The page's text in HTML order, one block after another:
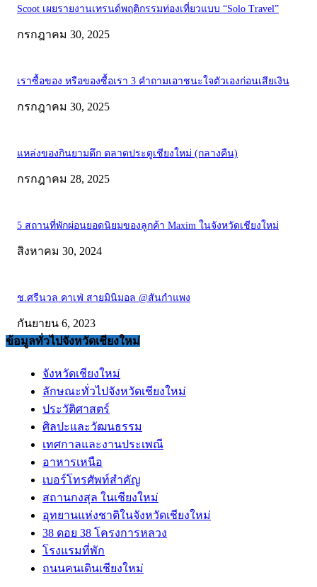
Scoot เผยรายงานเทรนด์พฤติกรรมท่องเที่ยวแบบ “Solo Travel”
กรกฎาคม 30, 2025
เราซื้อของ หรือของซื้อเรา 3 คำถามเอาชนะใจตัวเองก่อนเสียเงิน
กรกฎาคม 30, 2025
แหล่งของกินยามดึก ตลาดประตูเชียงใหม่ (กลางคืน)
กรกฎาคม 28, 2025
5 สถานที่พักผ่อนยอดนิยมของลูกค้า Maxim ในจังหวัดเชียงใหม่
สิงหาคม 30, 2024
ช.ศรีนวล คาเฟ่ สายมินิมอล @สันกำแพง
กันยายน 6, 2023
ข้อมูลทั่วไปจังหวัดเชียงใหม่
จังหวัดเชียงใหม่
ลักษณะทั่วไปจังหวัดเชียงใหม่
ประวัติศาสตร์
ศิลปะและวัฒนธรรม
เทศกาลและงานประเพณี
อาหารเหนือ
เบอร์โทรศัพท์สำคัญ
สถานกงสุล ในเชียงใหม่
อุทยานแห่งชาติในจังหวัดเชียงใหม่
38 ดอย 38 โครงการหลวง
โรงแรมที่พัก
ถนนคนเดินเชียงใหม่